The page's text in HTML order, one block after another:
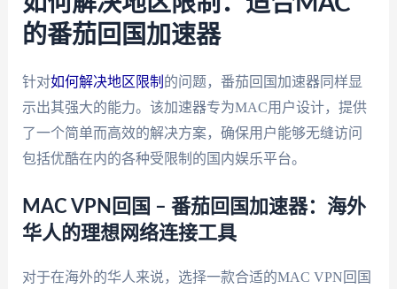
的番茄回国加速器
针对如何解决地区限制 的问题，番茄回国加速器同样显
示出其强大的能力。该加速器专为MAC用户设计，提供
了一个简单而高效的解决方案，确保用户能够无缝访问
包括优酷在内的各种受限制的国内娱乐平台。
MAC VPN回国 – 番茄回国加速器：海外
华人的理想网络连接工具
对于在海外的华人来说，选择一款合适的MAC VPN回国